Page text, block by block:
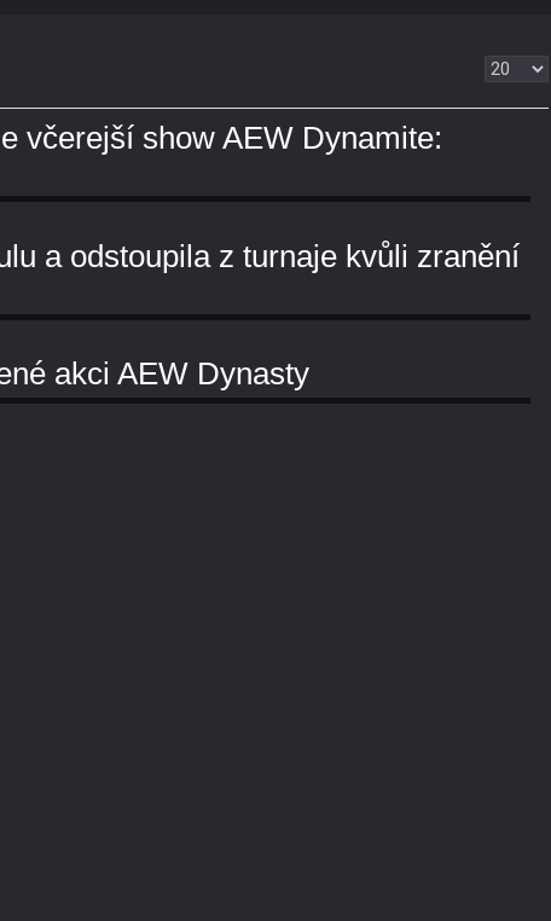
Zobrazit
včerejší show AEW Dynamite:
a odstoupila z turnaje kvůli zranění
akci AEW Dynasty